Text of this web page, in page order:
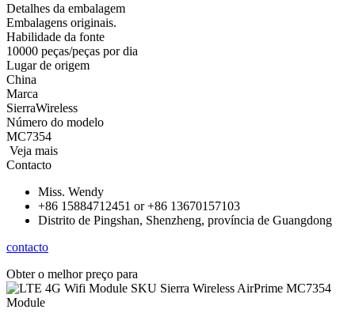
Detalhes da embalagem
Embalagens originais.
Habilidade da fonte
10000 peças/peças por dia
Lugar de origem
China
Marca
SierraWireless
Número do modelo
MC7354
Veja mais
Contacto
Miss. Wendy
+86 15884712451 or +86 13670157103
Distrito de Pingshan, Shenzheng, província de Guangdong
contacto
Obter o melhor preço para